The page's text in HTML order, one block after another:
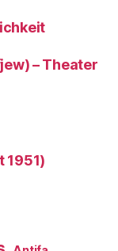
– Theater
1951)